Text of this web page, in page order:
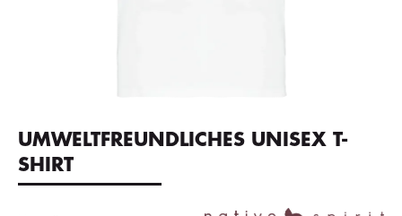
UMWELTFREUNDLICHES UNISEX T-
SHIRT